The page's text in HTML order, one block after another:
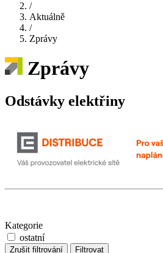
/
Aktuálně
/
Zprávy
Zprávy
Odstávky elektřiny
Kategorie
ostatní
Zrušit filtrování Filtrovat